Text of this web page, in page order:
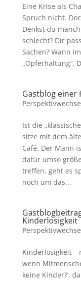
Eine Krise als
Spruch nicht.
Denkst du
schlecht? Dir
Sachen? Wann
„Opferhaltung“.
Gastblog einer
Ist die
sitze mit dem
Café. Der Mann
dafür umso
treffen, geht es
noch um das...
Kinderlosigkeit
Kinderlosigkeit –
wenn
keine Kinder?‘,